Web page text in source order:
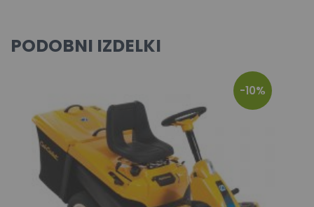
PODOBNI IZDELKI
-10%